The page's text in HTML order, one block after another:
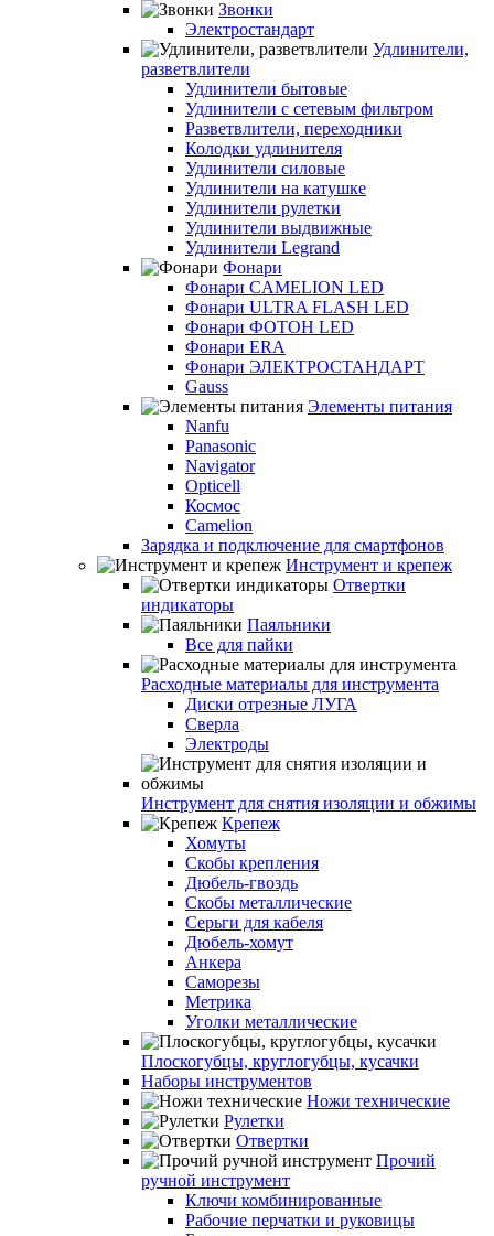
Звонки
Электростандарт
Удлинители,
разветвлители
Удлинители бытовые
Удлинители с сетевым фильтром
Разветвлители, переходники
Колодки удлинителя
Удлинители силовые
Удлинители на катушке
Удлинители рулетки
Удлинители выдвижные
Удлинители Legrand
Фонари
Фонари CAMELION LED
Фонари ULTRA FLASH LED
Фонари ФОТОН LED
Фонари ERA
Фонари ЭЛЕКТРОСТАНДАРТ
Gauss
Элементы питания
Nanfu
Panasonic
Navigator
Opticell
Космос
Camelion
Зарядка и подключение для смартфонов
Инструмент и крепеж
Отвертки
индикаторы
Паяльники
Все для пайки
Расходные материалы для инструмента
Диски отрезные ЛУГА
Сверла
Электроды
Инструмент для снятия изоляции и обжимы
Крепеж
Хомуты
Скобы крепления
Дюбель-гвоздь
Скобы металлические
Серьги для кабеля
Дюбель-хомут
Анкера
Саморезы
Метрика
Уголки металлические
Плоскогубцы, круглогубцы, кусачки
Наборы инструментов
Ножи технические
Рулетки
Отвертки
Прочий
ручной инструмент
Ключи комбинированные
Рабочие перчатки и руковицы